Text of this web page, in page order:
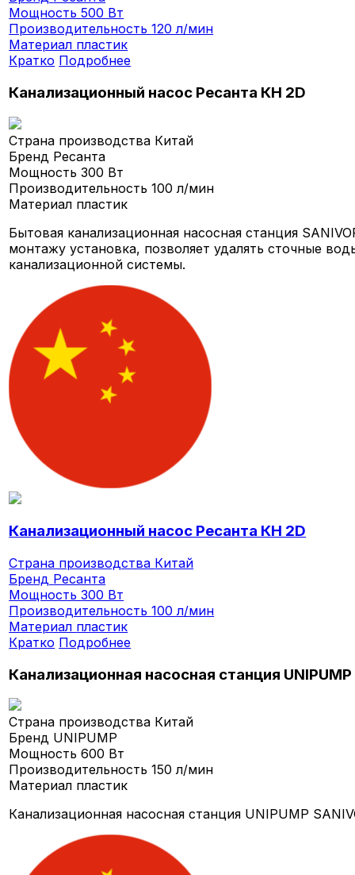
Мощность500 Вт
Производительность120 л/мин
Материал пластик
Кратко Подробнее
Канализационный насос Ресанта КН 2D
Страна производства Китай
Бренд Ресанта
Мощность300 Вт
Производительность100 л/мин
Материал пластик
Бытовая канализационная насосная станция
монтажу установка, позволяет удалять сточные
канализационной системы.
Канализационный насос Ресанта КН 2D
Страна производства Китай
Бренд Ресанта
Мощность300 Вт
Производительность100 л/мин
Материал пластик
Кратко Подробнее
Канализационная насосная станция
Страна производства Китай
Бренд UNIPUMP
Мощность600 Вт
Производительность150 л/мин
Материал пластик
Канализационная насосная станция UNIPUMP